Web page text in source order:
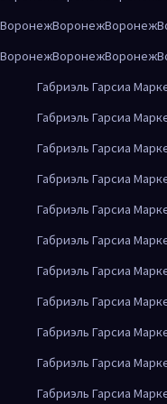
ВоронежВоронежВоронеж
ВоронежВоронежВоронеж
Габриэль Гарсиа
Габриэль Гарсиа
Габриэль Гарсиа
Габриэль Гарсиа
Габриэль Гарсиа
Габриэль Гарсиа
Габриэль Гарсиа
Габриэль Гарсиа
Габриэль Гарсиа
Габриэль Гарсиа
Габриэль Гарсиа